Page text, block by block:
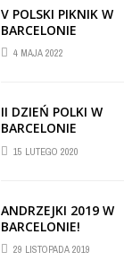
V POLSKI PIKNIK W
BARCELONIE
4 MAJA 2022
II DZIEŃ POLKI W
BARCELONIE
15 LUTEGO 2020
ANDRZEJKI 2019 W
BARCELONIE!
29 LISTOPADA 2019